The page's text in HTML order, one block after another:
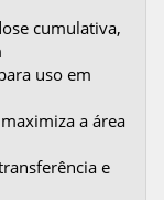
cumulativa,
uso em
a área
e